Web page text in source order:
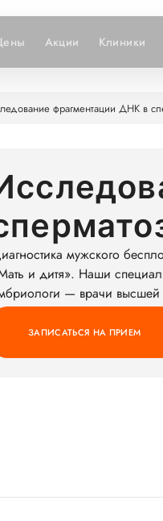
Акции Клиники
фрагментации ДНК в
мужского
и дитя». Наши
— врачи высшей
ЗАПИСАТЬСЯ НА ПРИЕМ